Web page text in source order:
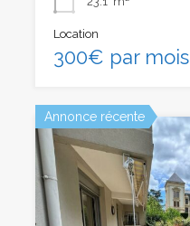
Location
300€ par mois
Annonce récente